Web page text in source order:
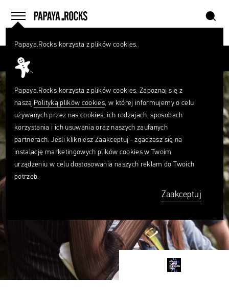
menu
home szukaj
Papaya.Rocks korzysta z plików cookies.
Papaya.Rocks korzysta z plików cookies. Zapoznaj się z
naszą Polityką plików cookies, w której informujemy o celu
używanych przez nas cookies, ich rodzajach, sposobach
korzystania i ich usuwania oraz naszych zaufanych
partnerach. Jeśli klikniesz Zaakceptuj - zgadzasz się na
instalację marketingowych plików cookies w Twoim
urządzeniu w celu dostosowania naszych reklam do Twoich
potrzeb.
Zaakceptuj
Czego
szukasz?